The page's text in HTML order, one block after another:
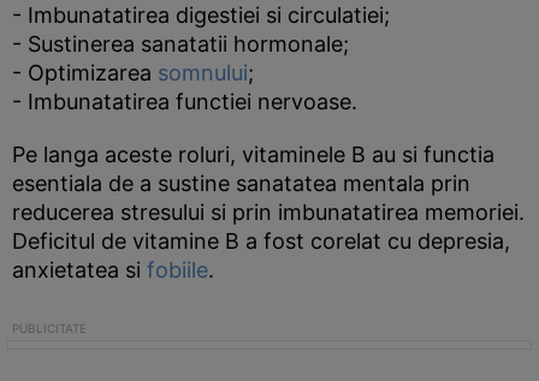
- Imbunatatirea digestiei si circulatiei;
- Sustinerea sanatatii hormonale;
- Optimizarea somnului;
- Imbunatatirea functiei nervoase.
Pe langa aceste roluri, vitaminele B au si functia
esentiala de a sustine sanatatea mentala prin
reducerea stresului si prin imbunatatirea memoriei.
Deficitul de vitamine B a fost corelat cu depresia,
anxietatea si fobiile.